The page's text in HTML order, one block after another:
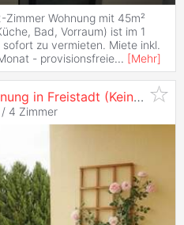
Wohnung mit 45m²
Bad, Vorraum) ist im 1
zu vermieten. Miete inkl.
- provisionsfreie... [Mehr]
Praktische 4-Zimmer Wohnung in Freistadt (Kein Lift)
/ 4 Zimmer